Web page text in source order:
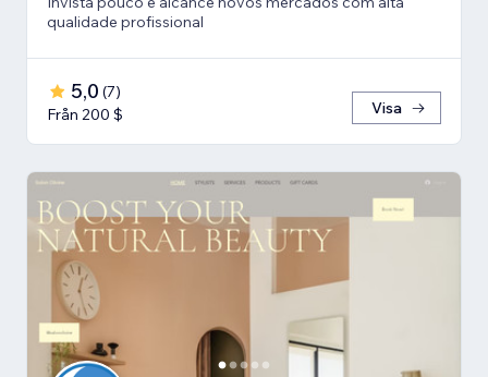
qualidade profissional
5,0 (7)
Från 200 $
Visa